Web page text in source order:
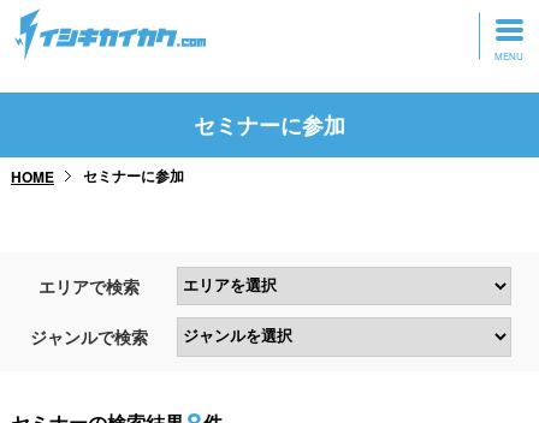
トップページ
研修・ツアーに参加
セミナーに参加
HOME セミナーに参加
エリアで検索
ジャンルで検索